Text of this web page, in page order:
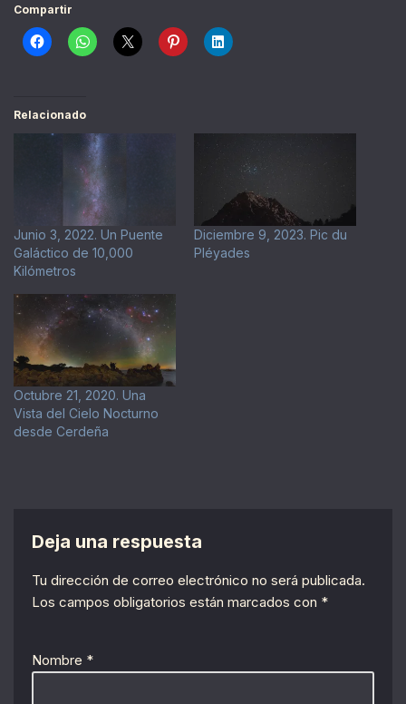
Compartir
Relacionado
Junio 3, 2022. Un Puente
Galáctico de 10,000
Kilómetros
Diciembre 9, 2023. Pic du
Pléyades
Octubre 21, 2020. Una
Vista del Cielo Nocturno
desde Cerdeña
Deja una respuesta
Tu dirección de correo electrónico no será publicada.
Los campos obligatorios están marcados con *
Nombre *